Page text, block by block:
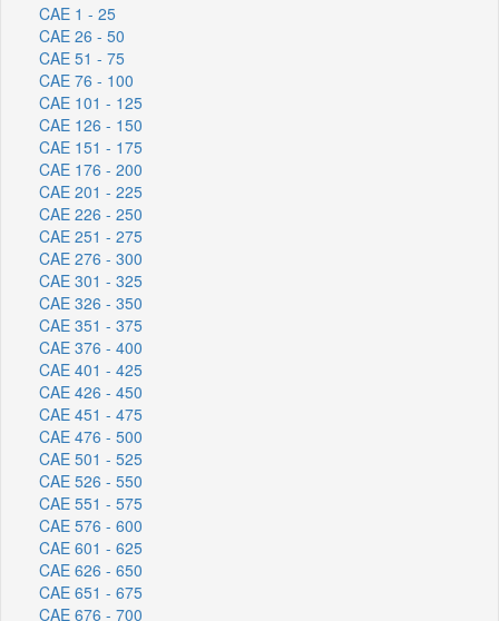
CAE 1 - 25
CAE 26 - 50
CAE 51 - 75
CAE 76 - 100
CAE 101 - 125
CAE 126 - 150
CAE 151 - 175
CAE 176 - 200
CAE 201 - 225
CAE 226 - 250
CAE 251 - 275
CAE 276 - 300
CAE 301 - 325
CAE 326 - 350
CAE 351 - 375
CAE 376 - 400
CAE 401 - 425
CAE 426 - 450
CAE 451 - 475
CAE 476 - 500
CAE 501 - 525
CAE 526 - 550
CAE 551 - 575
CAE 576 - 600
CAE 601 - 625
CAE 626 - 650
CAE 651 - 675
CAE 676 - 700